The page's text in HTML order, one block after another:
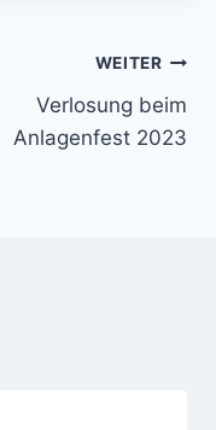
WEITER
Verlosung beim
Anlagenfest 2023